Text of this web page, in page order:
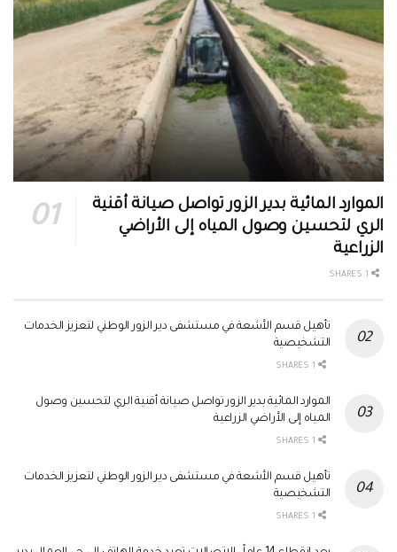
الموارد المائية بدير الزور تواصل صيانة أقنية
الري لتحسين وصول المياه إلى الأراضي
الزراعية
تأهيل قسم الأشعة في مستشفى دير الزور الوطني لتعزيز الخدمات
التشخيصية
الموارد المائية بدير الزور تواصل صيانة أقنية الري لتحسين وصول
المياه إلى الأراضي الزراعية
تأهيل قسم الأشعة في مستشفى دير الزور الوطني لتعزيز الخدمات
التشخيصية